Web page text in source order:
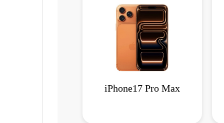
iPhone17 Pro Max